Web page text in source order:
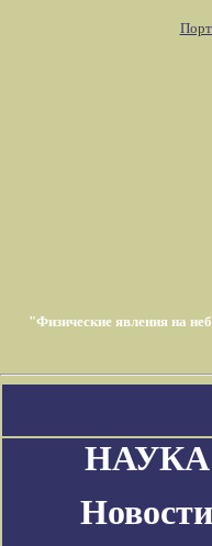
"Физические явления на
НАУКА
Новости